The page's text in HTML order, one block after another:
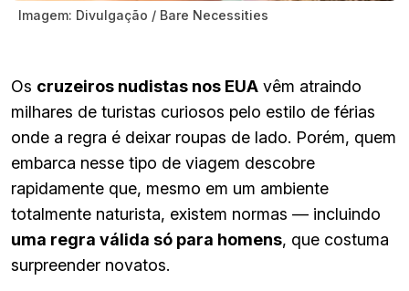
Imagem: Divulgação / Bare Necessities
Os cruzeiros nudistas nos EUA vêm atraindo
milhares de turistas curiosos pelo estilo de férias
onde a regra é deixar roupas de lado. Porém, quem
embarca nesse tipo de viagem descobre
rapidamente que, mesmo em um ambiente
totalmente naturista, existem normas — incluindo
uma regra válida só para homens, que costuma
surpreender novatos.